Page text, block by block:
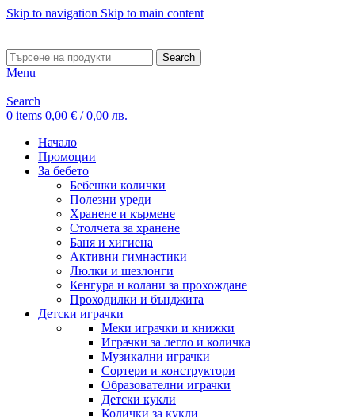
Skip to navigation Skip to main content
Search
Menu
Search
0 items 0,00 € / 0,00 лв.
Начало
Промоции
За бебето
Бебешки колички
Полезни уреди
Хранене и кърмене
Столчета за хранене
Баня и хигиена
Активни гимнастики
Люлки и шезлонги
Кенгура и колани за прохождане
Проходилки и бънджита
Детски играчки
Меки играчки и книжки
Играчки за легло и количка
Музикални играчки
Сортери и конструктори
Образователни играчки
Детски кукли
Колички за кукли